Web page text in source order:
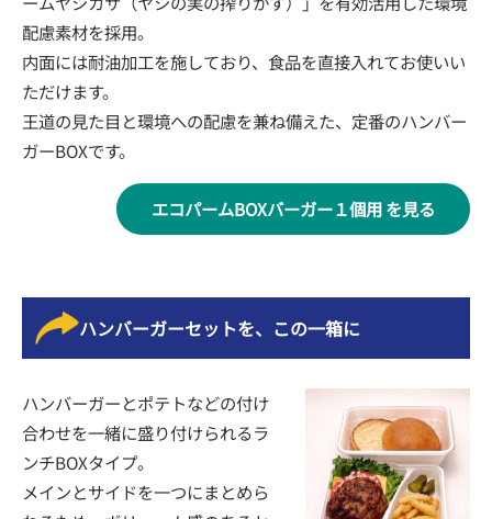
配慮素材を採用。
内面には耐油加工を施しており、食品を直接入れてお使いい
ただけます。
王道の見た目と環境への配慮を兼ね備えた、定番のハンバー
ガーBOXです。
エコパームBOXバーガー１個用 を見る
ハンバーガーセットを、この一箱に
ハンバーガーとポテトなどの付け
合わせを一緒に盛り付けられるラ
ンチBOXタイプ。
メインとサイドを一つにまとめら